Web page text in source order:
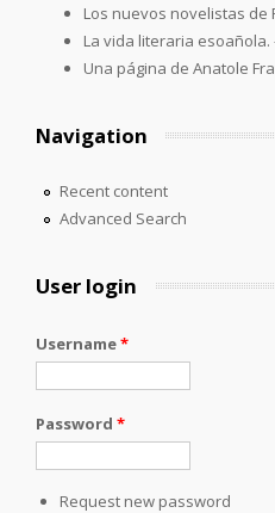
Los nuevos novelistas de
La vida literaria esoañola.
Una página de Anatole
Navigation
Recent content
Advanced Search
User login
Username*
Password *
Request new password